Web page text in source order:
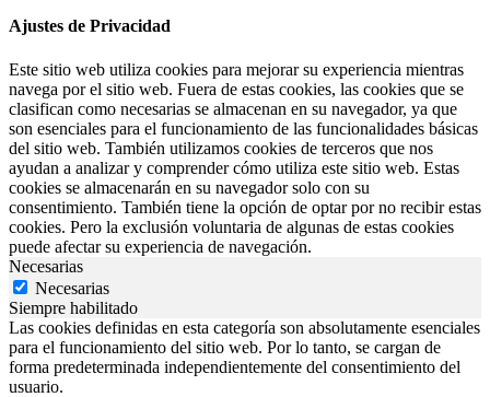
Ajustes de Privacidad
Este sitio web utiliza cookies para mejorar su experiencia mientras
navega por el sitio web. Fuera de estas cookies, las cookies que se
clasifican como necesarias se almacenan en su navegador, ya que
son esenciales para el funcionamiento de las funcionalidades básicas
del sitio web. También utilizamos cookies de terceros que nos
ayudan a analizar y comprender cómo utiliza este sitio web. Estas
cookies se almacenarán en su navegador solo con su
consentimiento. También tiene la opción de optar por no recibir estas
cookies. Pero la exclusión voluntaria de algunas de estas cookies
puede afectar su experiencia de navegación.
Necesarias
Necesarias
Siempre habilitado
Las cookies definidas en esta categoría son absolutamente esenciales
para el funcionamiento del sitio web. Por lo tanto, se cargan de
forma predeterminada independientemente del consentimiento del
usuario.